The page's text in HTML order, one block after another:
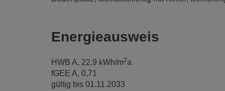
Energieausweis
HWB A, 22.9 kWh/m2a
fGEE A, 0,71
gültig bis 01.11.2033